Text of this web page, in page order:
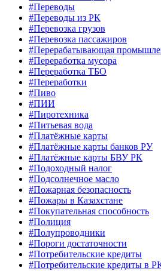
#Переводы
#Переводы из РК
#Перевозка грузов
#Перевозка пассажиров
#Перерабатывающая
#Переработка мусора
#Переработка ТБО
#Переработки
#Пиво
#ПИИ
#Пиротехника
#Питьевая вода
#Платёжные карты
#Платёжные карты банков РУ
#Платёжные карты БВУ РК
#Подоходный налог
#Подсолнечное масло
#Пожарная безопасность
#Пожары в Казахстане
#Покупательная способность
#Полиция
#Полупроводники
#Пороги достаточности
#Потребительские кредиты
#Потребительские кредиты в